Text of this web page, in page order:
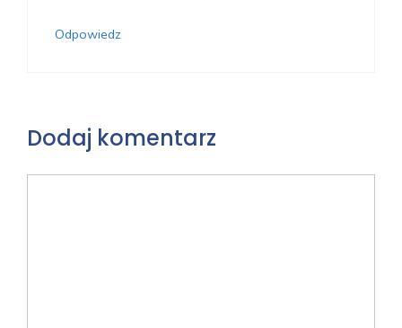
Odpowiedz
Dodaj komentarz